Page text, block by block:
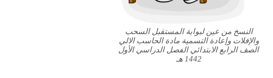
النسخ من عين لبوابة المستقبل السحب
والإفلات وإعادة التسمية مادة الحاسب الالي
الصف الرابع الابتدائي الفصل الدراسي الأول
1442 هـ